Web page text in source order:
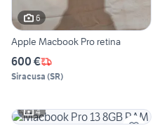
6
Apple Macbook Pro retina
600 €
Siracusa (SR)
4